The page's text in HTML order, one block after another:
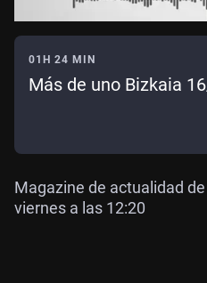
01H 24 MIN
Más de uno Bizkaia
Magazine de actualidad
viernes a las 12:20